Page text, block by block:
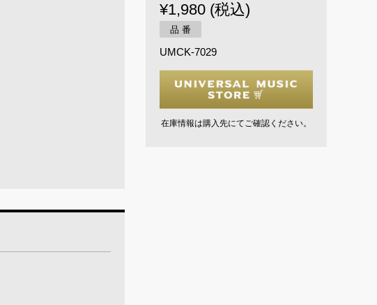
¥1,980 (税込)
品 番
UMCK-7029
在庫情報は購入先にてご確認ください。